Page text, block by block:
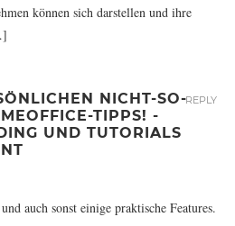
können sich darstellen und ihre
NICHT-SO-
TIPPS! -
UND TUTORIALS
auch sonst einige praktische Features.
REPLY